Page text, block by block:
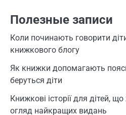
Полезные записи
Коли починають говорити
книжкового блогу
Як книжки допомагають
беруться діти
Книжкові історії для дітей,
огляд найкращих видань